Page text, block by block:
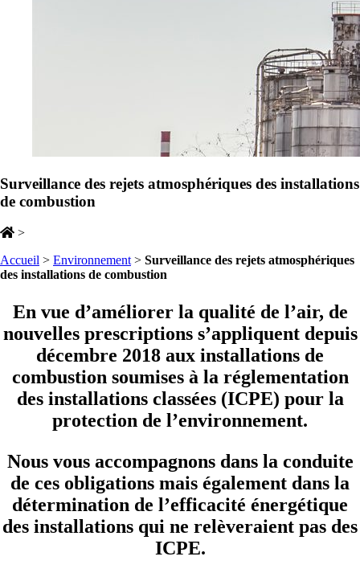
Surveillance des rejets atmosphériques des installations
de combustion
>
Accueil > Environnement > Surveillance des rejets atmosphériques
des installations de combustion
En vue d’améliorer la qualité de l’air, de
nouvelles prescriptions s’appliquent depuis
décembre 2018 aux installations de
combustion soumises à la réglementation
des installations classées (ICPE) pour la
protection de l’environnement.
Nous vous accompagnons dans la conduite
de ces obligations mais également dans la
détermination de l’efficacité énergétique
des installations qui ne relèveraient pas des
ICPE.